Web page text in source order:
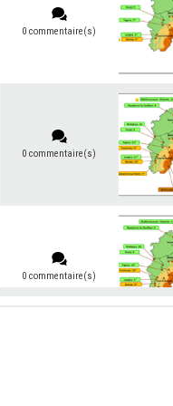
0 commentaire(s)
0 commentaire(s)
0 commentaire(s)